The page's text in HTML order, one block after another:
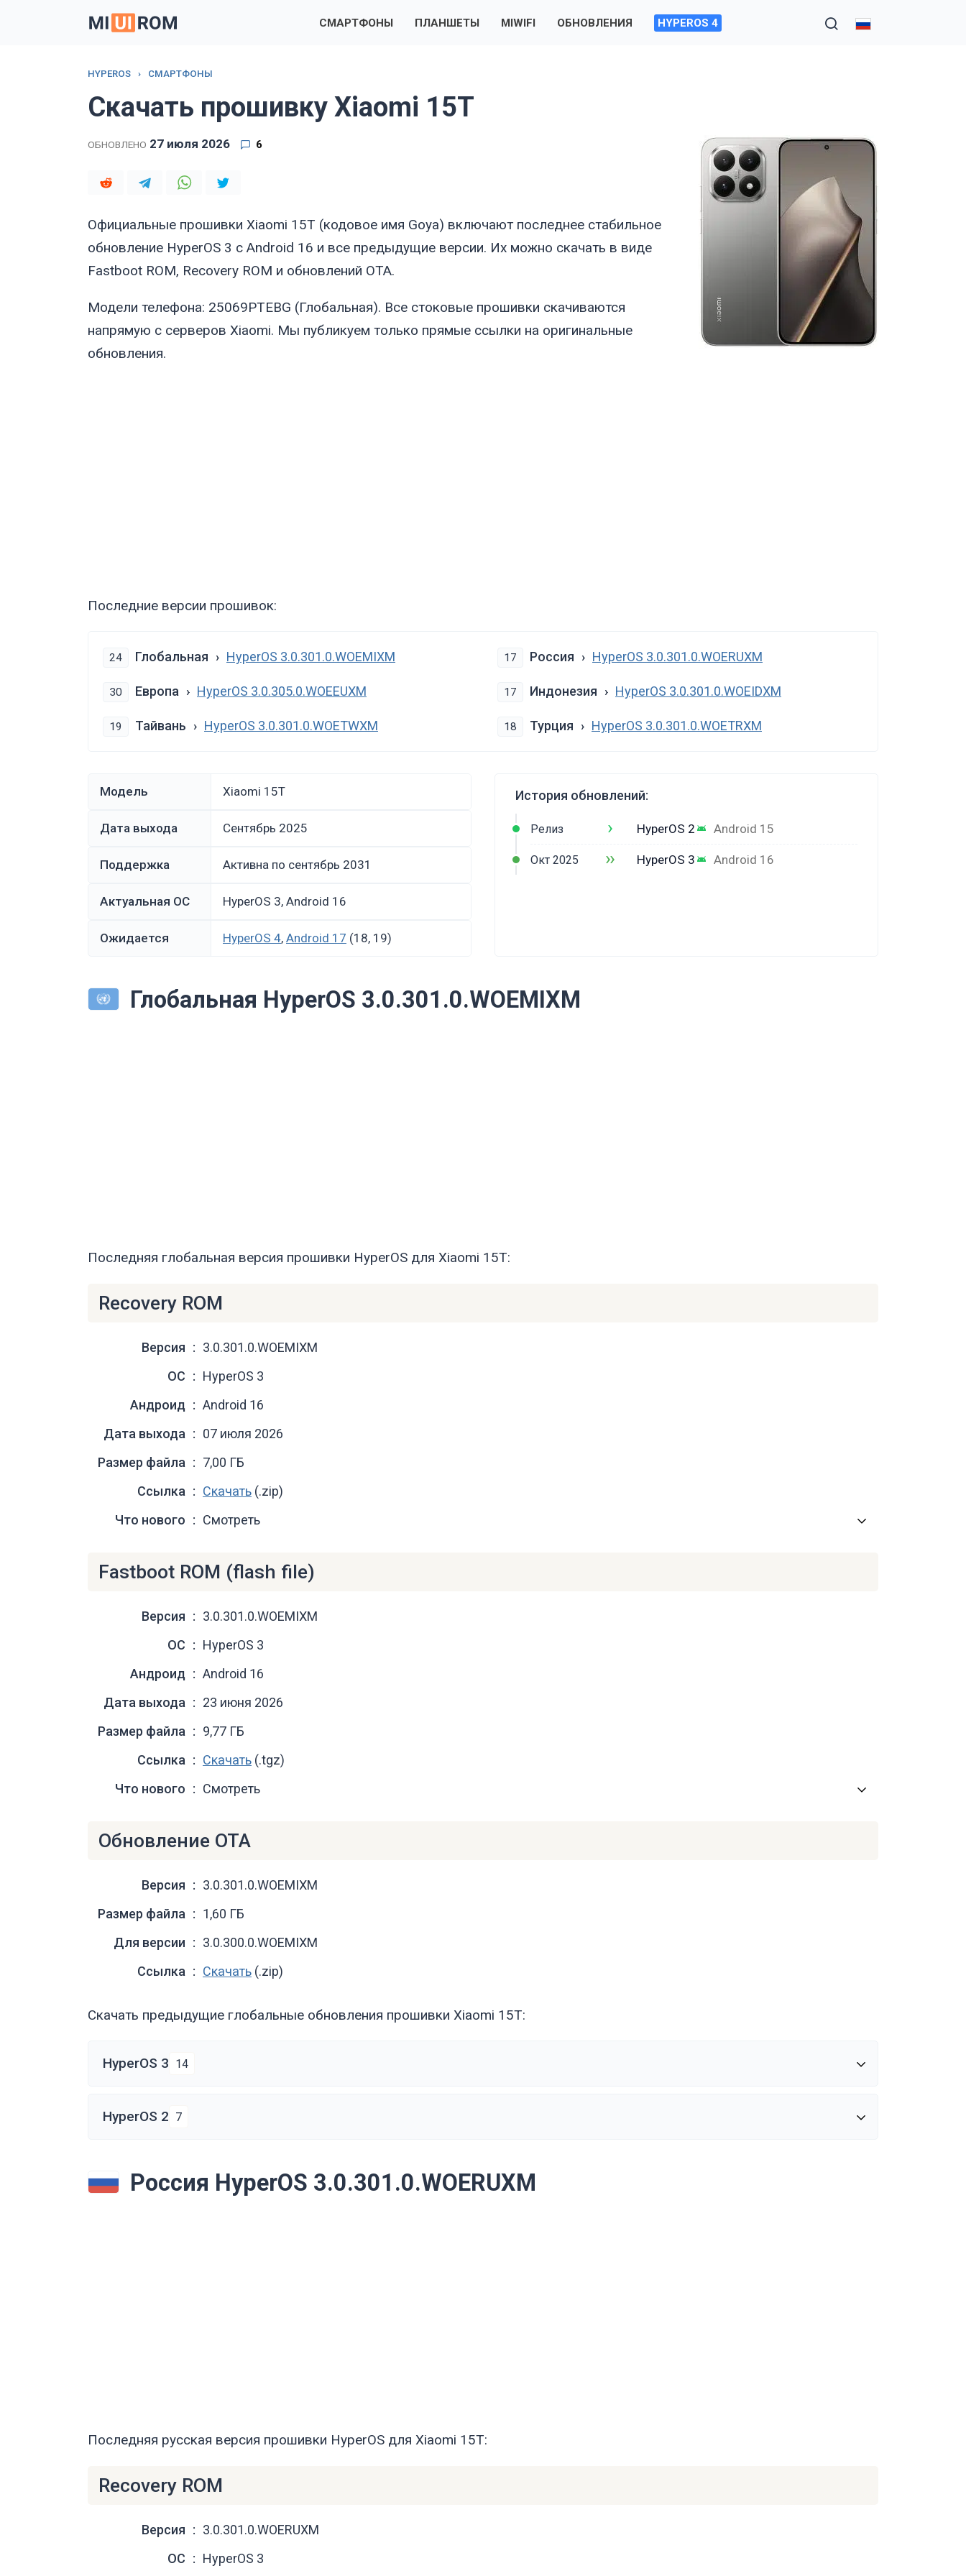
СМАРТФОНЫ ПЛАНШЕТЫ MIWIFI ОБНОВЛЕНИЯ HYPEROS 4
HYPEROS › СМАРТФОНЫ
Скачать прошивку Xiaomi 15T
ОБНОВЛЕНО 27 июля 2026 6
Официальные прошивки Xiaomi 15T (кодовое имя Goya) включают последнее стабильное
обновление HyperOS 3 с Android 16 и все предыдущие версии. Их можно скачать в виде
Fastboot ROM, Recovery ROM и обновлений OTA.
Модели телефона: 25069PTEBG (Глобальная). Все стоковые прошивки скачиваются
напрямую с серверов Xiaomi. Мы публикуем только прямые ссылки на оригинальные
обновления.
Последние версии прошивок:
24 Глобальная HyperOS 3.0.301.0.WOEMIXM 17 Россия HyperOS 3.0.301.0.WOERUXM
30 Европа HyperOS 3.0.305.0.WOEEUXM 17 Индонезия HyperOS 3.0.301.0.WOEIDXM
19 Тайвань HyperOS 3.0.301.0.WOETWXM 18 Турция HyperOS 3.0.301.0.WOETRXM
Модель Xiaomi 15T
Дата выхода сентябрь 2025
Поддержка Активна по сентябрь 2031
Актуальная ОС HyperOS 3, Android 16
Ожидается HyperOS 4, Android 17 (18, 19)
История обновлений:
Релиз › HyperOS 2 Android 15
Окт 2025 ›› HyperOS 3 Android 16
Глобальная HyperOS 3.0.301.0.WOEMIXM
Последняя глобальная версия прошивки HyperOS для Xiaomi 15T:
Recovery ROM
Версия
3.0.301.0.WOEMIXM
ОС
HyperOS 3
Андроид
Android 16
Дата выхода
07 июля 2026
Размер файла
7,00 ГБ
Ссылка
Скачать (.zip)
Что нового
Смотреть
Fastboot ROM (flash file)
Версия
3.0.301.0.WOEMIXM
ОС
HyperOS 3
Андроид
Android 16
Дата выхода
23 июня 2026
Размер файла
9,77 ГБ
Ссылка
Скачать (.tgz)
Что нового
Смотреть
Обновление OTA
Версия
3.0.301.0.WOEMIXM
Размер файла
1,60 ГБ
Для версии
3.0.300.0.WOEMIXM
Ссылка
Скачать (.zip)
Скачать предыдущие глобальные обновления прошивки Xiaomi 15T:
HyperOS 3 14
HyperOS 2 7
Россия HyperOS 3.0.301.0.WOERUXM
Последняя русская версия прошивки HyperOS для Xiaomi 15T:
Recovery ROM
Версия
3.0.301.0.WOERUXM
ОС
HyperOS 3